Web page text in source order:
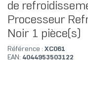
de
Processeur
Noir 1 pièce(s)
Référence : XC061
EAN: 4044953503122